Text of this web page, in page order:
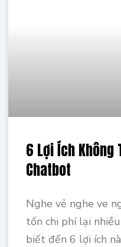
6 Lợi Ích Không
Chatbot
Nghe vẻ nghe ve
tốn chi phí lại
biết đến 6 lợi ích